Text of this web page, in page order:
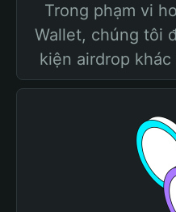
Trong phạm vi
Wallet, chúng tôi
kiện airdrop